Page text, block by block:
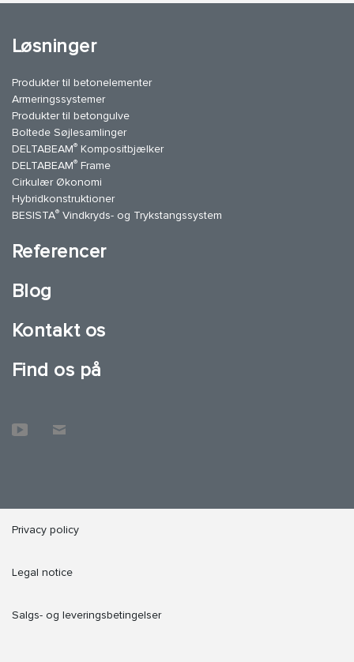
Løsninger
Produkter til betonelementer
Armeringssystemer
Produkter til betongulve
Boltede Søjlesamlinger
DELTABEAM® Kompositbjælker
DELTABEAM® Frame
Cirkulær Økonomi
Hybridkonstruktioner
BESISTA® Vindkryds- og Trykstangssystem
Referencer
Blog
Kontakt os
Find os på
Privacy policy
Legal notice
Salgs- og leveringsbetingelser